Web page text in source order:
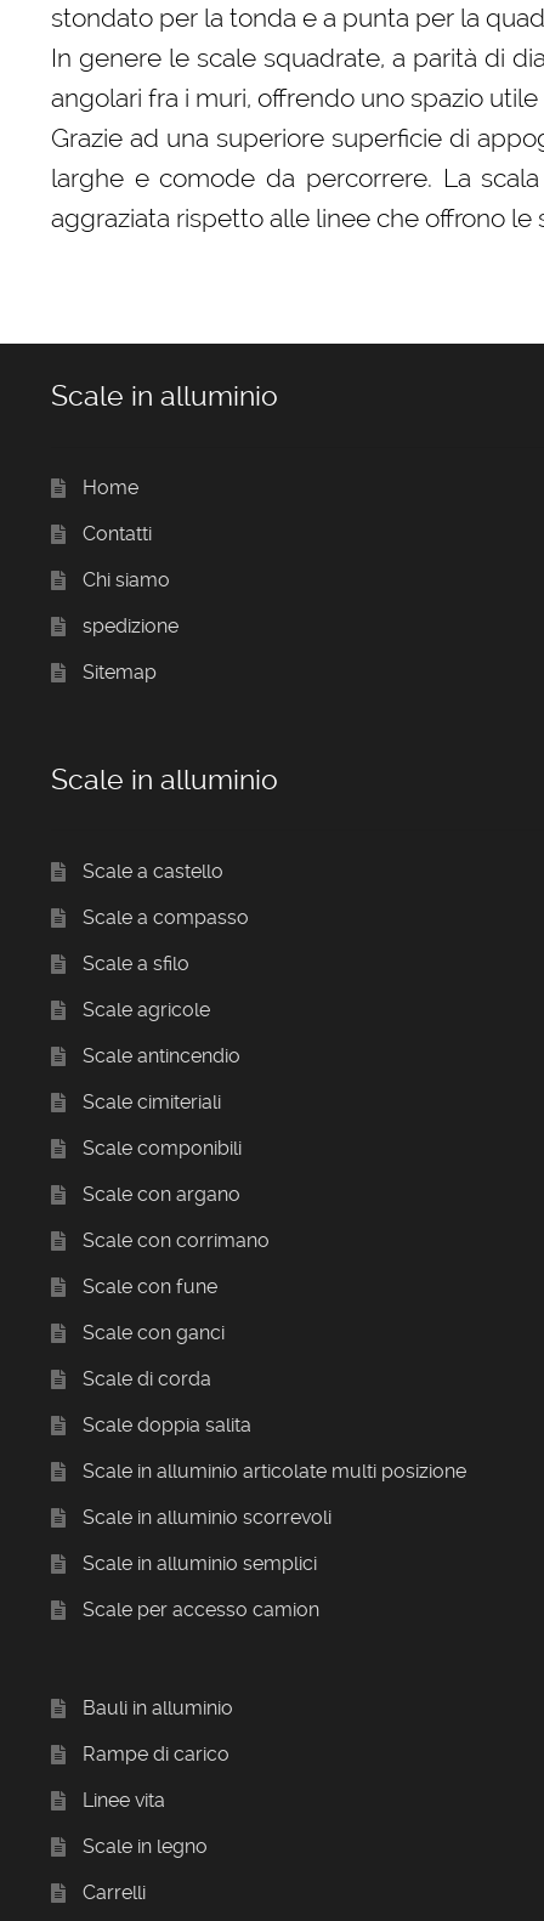
stondato per la tonda e a punta per la
In genere le scale squadrate, a parità di
angolari fra i muri, offrendo uno spazio
Grazie ad una superiore superficie di
larghe e comode da percorrere. La
aggraziata rispetto alle linee che offrono le
Scale in alluminio
Home
Contatti
Chi siamo
spedizione
Sitemap
Scale in alluminio
Scale a castello
Scale a compasso
Scale a sfilo
Scale agricole
Scale antincendio
Scale cimiteriali
Scale componibili
Scale con argano
Scale con corrimano
Scale con fune
Scale con ganci
Scale di corda
Scale doppia salita
Scale in alluminio articolate multi posizione
Scale in alluminio scorrevoli
Scale in alluminio semplici
Scale per accesso camion
Bauli in alluminio
Rampe di carico
Linee vita
Scale in legno
Carrelli